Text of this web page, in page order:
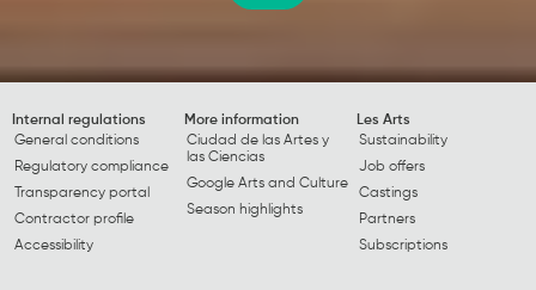
Internal regulations
General conditions
Regulatory compliance
Transparency portal
Contractor profile
Accessibility
More information
Ciudad de las Artes y
las Ciencias
Google Arts and Culture
Season highlights
Les Arts
Sustainability
Job offers
Castings
Partners
Subscriptions